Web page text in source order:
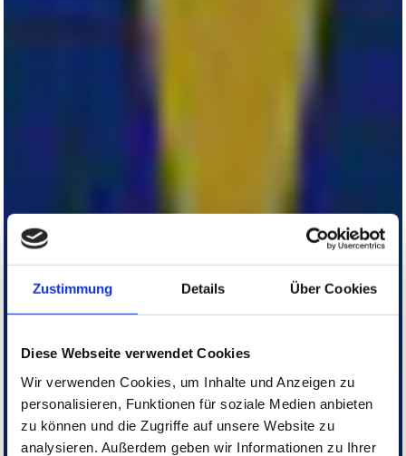
Zustimmung Details Über Cookies
Diese Webseite verwendet Cookies
Wir verwenden Cookies, um Inhalte und Anzeigen zu
personalisieren, Funktionen für soziale Medien anbieten
zu können und die Zugriffe auf unsere Website zu
analysieren. Außerdem geben wir Informationen zu Ihrer